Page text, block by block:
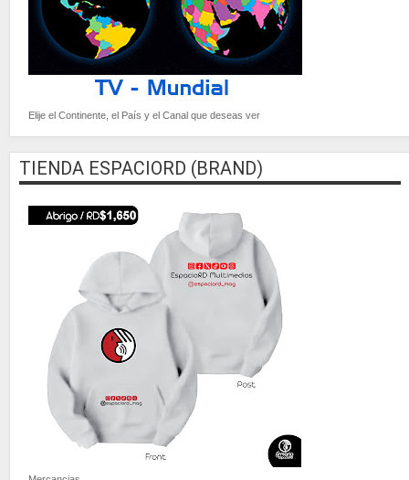
Elije el Continente, el País y el Canal que deseas ver
TIENDA ESPACIORD (BRAND)